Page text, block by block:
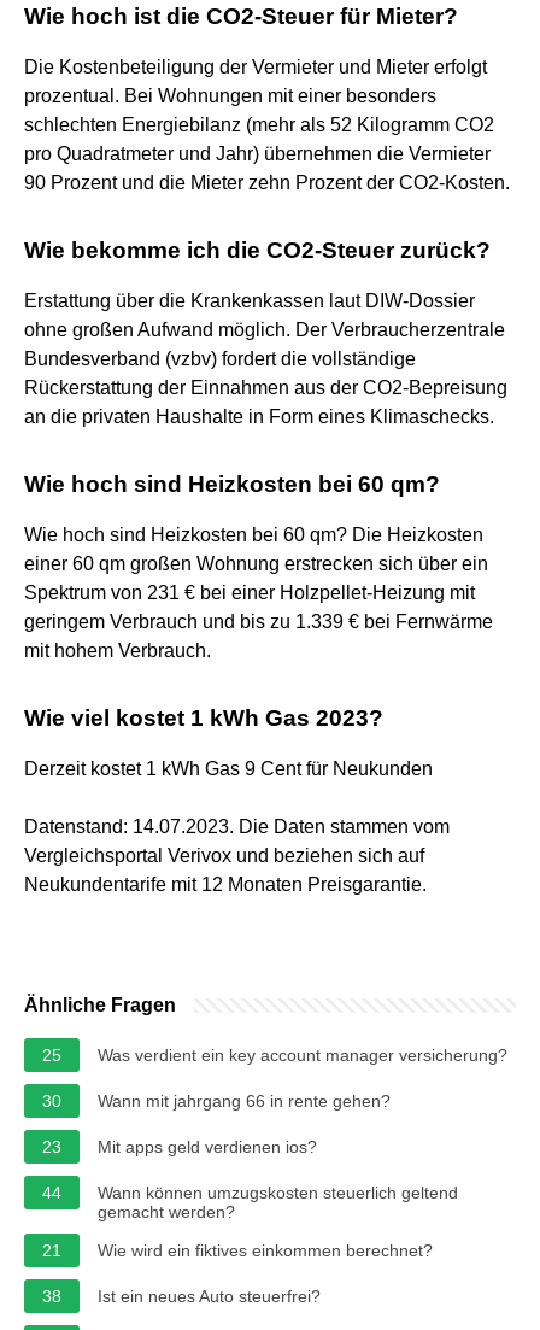
Wie hoch ist die CO2-Steuer für Mieter?
Die Kostenbeteiligung der Vermieter und Mieter erfolgt
prozentual. Bei Wohnungen mit einer besonders
schlechten Energiebilanz (mehr als 52 Kilogramm CO2
pro Quadratmeter und Jahr) übernehmen die Vermieter
90 Prozent und die Mieter zehn Prozent der CO2-Kosten.
Wie bekomme ich die CO2-Steuer zurück?
Erstattung über die Krankenkassen laut DIW-Dossier
ohne großen Aufwand möglich. Der Verbraucherzentrale
Bundesverband (vzbv) fordert die vollständige
Rückerstattung der Einnahmen aus der CO2-Bepreisung
an die privaten Haushalte in Form eines Klimaschecks.
Wie hoch sind Heizkosten bei 60 qm?
Wie hoch sind Heizkosten bei 60 qm? Die Heizkosten
einer 60 qm großen Wohnung erstrecken sich über ein
Spektrum von 231 € bei einer Holzpellet-Heizung mit
geringem Verbrauch und bis zu 1.339 € bei Fernwärme
mit hohem Verbrauch.
Wie viel kostet 1 kWh Gas 2023?
Derzeit kostet 1 kWh Gas 9 Cent für Neukunden
Datenstand: 14.07.2023. Die Daten stammen vom
Vergleichsportal Verivox und beziehen sich auf
Neukundentarife mit 12 Monaten Preisgarantie.
Ähnliche Fragen
25 Was verdient ein key account manager versicherung?
30 Wann mit jahrgang 66 in rente gehen?
23 Mit apps geld verdienen ios?
44
Wann können umzugskosten steuerlich geltend
gemacht werden?
21
Wie wird ein fiktives einkommen berechnet?
38 Ist ein neues Auto steuerfrei?